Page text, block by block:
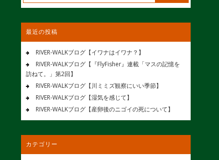
最近の投稿
RIVER-WALKブログ【イワナはイワナ？】
RIVER-WALKブログ【『FlyFisher』連載「マスの記憶を
訪ねて。」第2回】
RIVER-WALKブログ【川ミミズ観察にいい季節】
RIVER-WALKブログ【湿気を感じて】
RIVER-WALKブログ【産卵後のニゴイの死について】
カテゴリー